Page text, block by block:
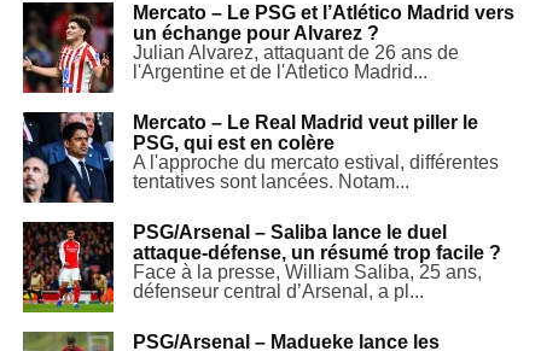
Mercato – Le PSG et l’Atlético Madrid vers
un échange pour Alvarez ?
Julian Alvarez, attaquant de 26 ans de
l'Argentine et de l'Atletico Madrid...
Mercato – Le Real Madrid veut piller le
PSG, qui est en colère
A l'approche du mercato estival, différentes
tentatives sont lancées. Notam...
PSG/Arsenal – Saliba lance le duel
attaque-défense, un résumé trop facile ?
Face à la presse, William Saliba, 25 ans,
défenseur central d’Arsenal, a pl...
PSG/Arsenal – Madueke lance les